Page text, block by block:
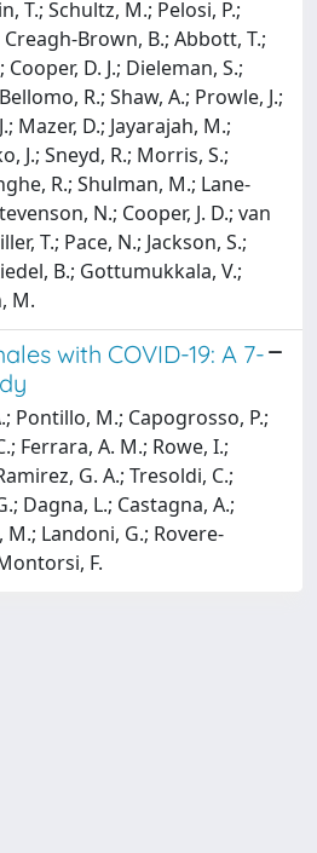
T.; Schultz, M.; Pelosi, P.;
Brown, B.; Abbott, T.;
D. J.; Dieleman, S.;
R.; Shaw, A.; Prowle, J.;
Mazer, D.; Jayarajah, M.;
J.; Sneyd, R.; Morris, S.;
R.; Shulman, M.; Lane-
N.; Cooper, J. D.; van
T.; Pace, N.; Jackson, S.;
B.; Gottumukkala, V.;
M.
with COVID-19: A 7-
Pontillo, M.; Capogrosso, P.;
Ferrara, A. M.; Rowe, I.;
G. A.; Tresoldi, C.;
Dagna, L.; Castagna, A.;
Landoni, G.; Rovere-
F.